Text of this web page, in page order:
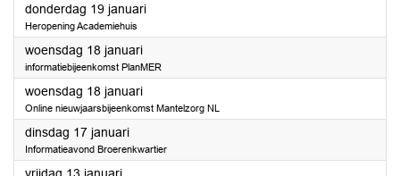
donderdag 19 januari2023
Heropening Academiehuis
woensdag 18 januari2023
informatiebijeenkomst PlanMER
woensdag 18 januari2023
Online nieuwjaarsbijeenkomst Mantelzorg NL
dinsdag 17 januari2023
Informatieavond Broerenkwartier
2023